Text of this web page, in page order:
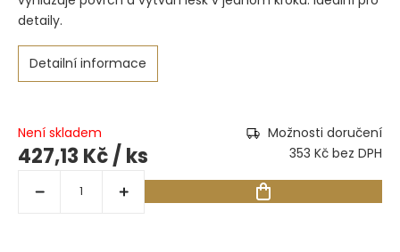
detaily.
Detailní informace
Není skladem Možnosti doručení
427,13 Kč/ ks 353 Kč bez DPH